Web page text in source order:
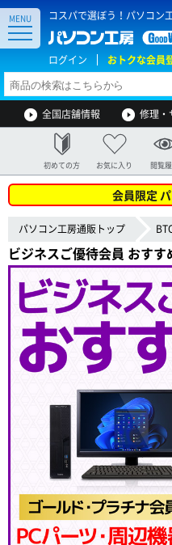
コスパで選ぼう！パソコン
ログイン おトクな会員
MENU
全国店舗情報 修理・
初めての方 お気に入り 閲覧
会員限定
パソコン工房通販トップ
ビジネスご優待会員 おすす